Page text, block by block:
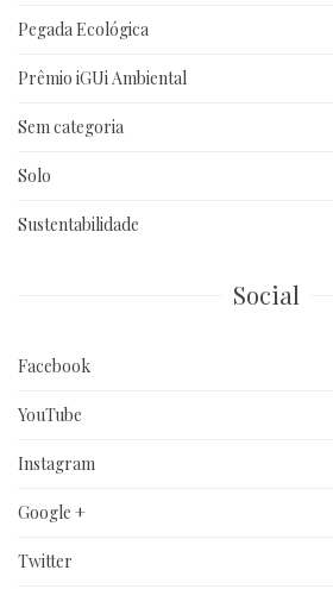
Pegada Ecológica
Prêmio iGUi Ambiental
Sem categoria
Solo
Sustentabilidade
Social
Facebook
YouTube
Instagram
Google +
Twitter